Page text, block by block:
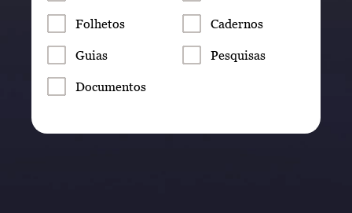
Folhetos Cadernos
Guias Pesquisas
Documentos